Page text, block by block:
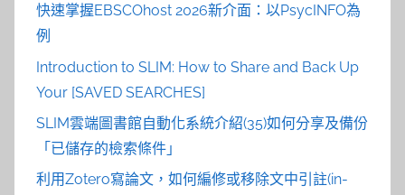
快速掌握EBSCOhost 2026新介面：以PsycINFO為
例
Introduction to SLIM: How to Share and Back Up
Your [SAVED SEARCHES]
SLIM雲端圖書館自動化系統介紹(35)如何分享及備份
「已儲存的檢索條件」
利用Zotero寫論文，如何編修或移除文中引註(in-